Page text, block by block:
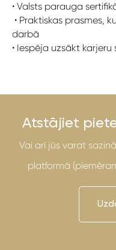
• Valsts parauga
• Praktiskas prasmes,
darbā
• Iespēja uzsākt
Atstājiet
Vai arī jūs varat
platformā